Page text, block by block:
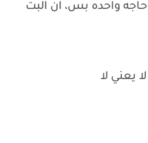
واحده بس، ان البت
يعني لا